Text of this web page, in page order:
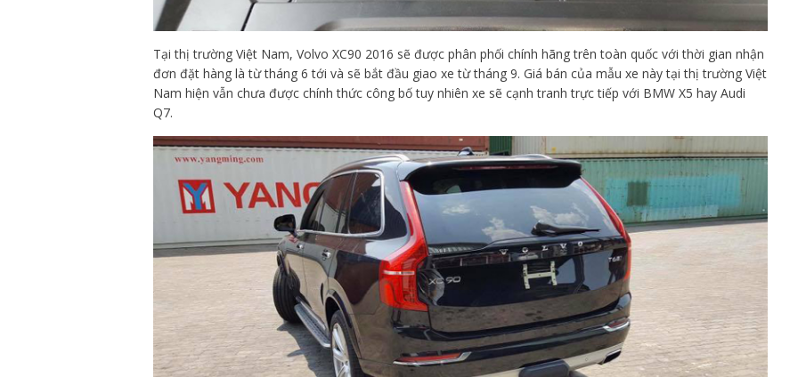
Tại thị trường Việt Nam, Volvo XC90 2016 sẽ được phân phối chính hãng trên toàn quốc với thời gian nhận
đơn đặt hàng là từ tháng 6 tới và sẽ bắt đầu giao xe từ tháng 9. Giá bán của mẫu xe này tại thị trường Việt
Nam hiện vẫn chưa được chính thức công bố tuy nhiên xe sẽ cạnh tranh trực tiếp với BMW X5 hay Audi
Q7.